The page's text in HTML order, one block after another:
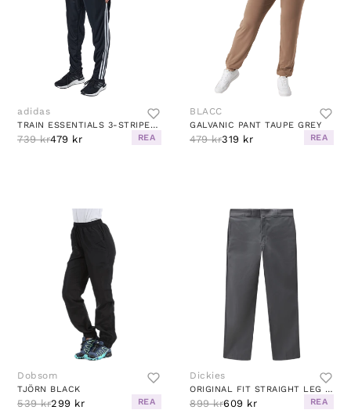
adidas
TRAIN ESSENTIALS 3-STRIPES TRAINING JOGGERS BLACK / WHITE
739 kr479 kr REA
BLACC
GALVANIC PANT TAUPE GREY
479 kr319 kr REA
Dobsom
TJÖRN BLACK
539 kr299 kr REA
Dickies
ORIGINAL FIT STRAIGHT LEG WORK
899 kr609 kr REA